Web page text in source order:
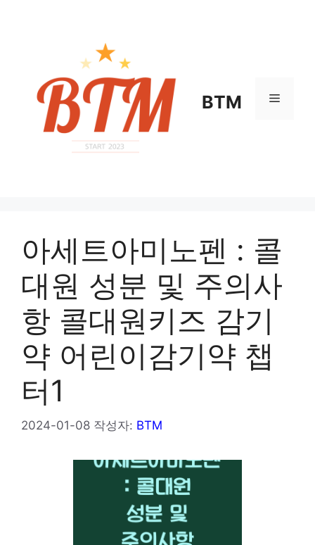
BTM 메
아세트아미노펜 : 콜
대원 성분 및 주의사
항 콜대원키즈 감기
약 어린이감기약 챕
터1
2024-01-08 작성자: BTM